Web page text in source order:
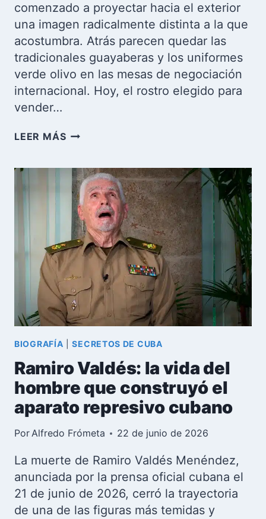
comenzado a proyectar hacia el exterior
una imagen radicalmente distinta a la que
acostumbra. Atrás parecen quedar las
tradicionales guayaberas y los uniformes
verde olivo en las mesas de negociación
internacional. Hoy, el rostro elegido para
vender…
LEER MÁSEL
CARLOS
LUIS
JORGE
MÉNDEZ:
LA
NUEVA
ESTRATEGIA
ECONÓMICA
Y
DIPLOMÁTICA
DE
CUBA
BIOGRAFÍA |SECRETOS DE CUBA
Ramiro Valdés: la vida del
hombre que construyó el
aparato represivo cubano
PorAlfredo Frómeta 22 de junio de 2026
La muerte de Ramiro Valdés Menéndez,
anunciada por la prensa oficial cubana el
21 de junio de 2026, cerró la trayectoria
de una de las figuras más temidas y